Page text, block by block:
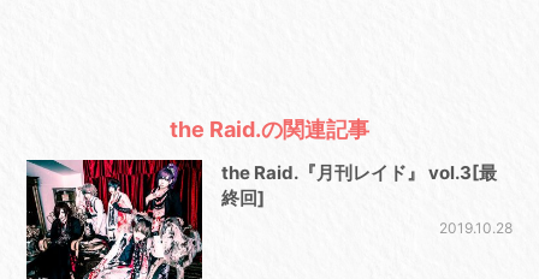
the Raid.の関連記事
the Raid.『月刊レイド』 vol.3[最
終回]
2019.10.28